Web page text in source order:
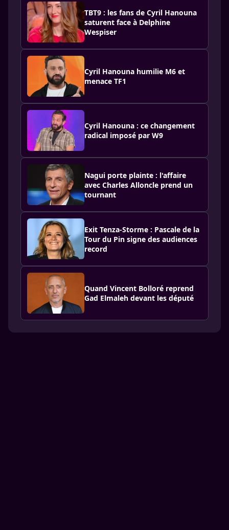
TBT9 : les fans de Cyril Hanouna
saturent face à Delphine
Wespiser
Cyril Hanouna humilie M6 et
menace TF1
Cyril Hanouna : ce changement
radical imposé par W9
Nagui porte plainte : l'affaire
avec Charles Alloncle prend un
tournant
Exit Tenza-Storme : Pascale de la
Tour du Pin signe des audiences
record
Quand Vincent Bolloré reprend
Gad Elmaleh devant les député